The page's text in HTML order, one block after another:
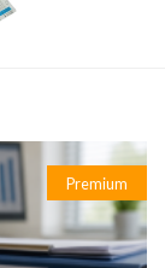
Premium